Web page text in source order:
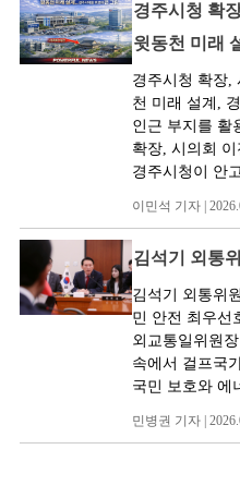
경주시청 확
윗동천 미래
경주시청 확장,
천 미래 설계,
인근 부지를 활
확장, 시의회
경주시청이 안
이민석 기자 |
김석기 외통
김석기 외통위
민 안전 최우선
외교통일위원
속에서 걸프국
국민 보호와 에
민병권 기자 |